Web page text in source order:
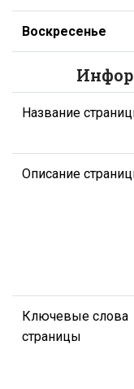
Воскресенье
Название
Описание
Ключевые слова
страницы